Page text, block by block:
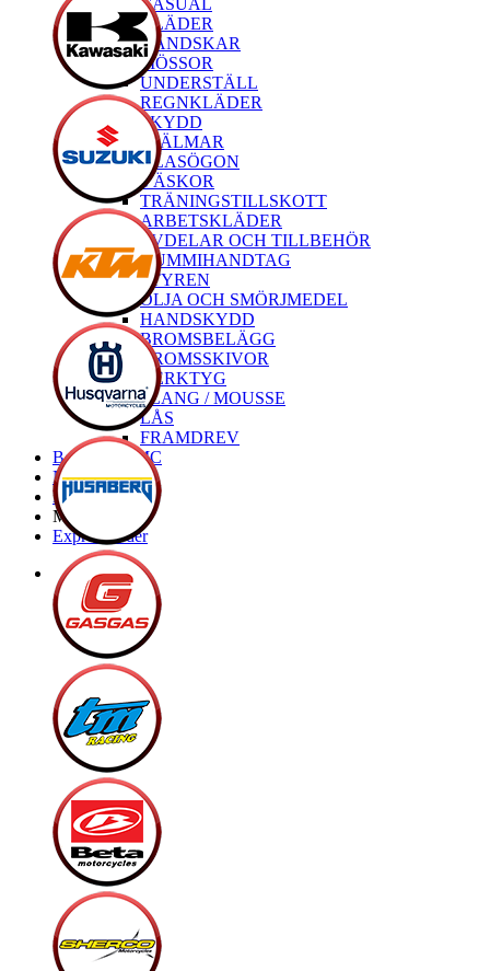
CASUAL
KLÄDER
HANDSKAR
MÖSSOR
UNDERSTÄLL
REGNKLÄDER
SKYDD
HJÄLMAR
GLASÖGON
VÄSKOR
TRÄNINGSTILLSKOTT
ARBETSKLÄDER
RESERVDELAR OCH TILLBEHÖR
GUMMIHANDTAG
STYREN
OLJA OCH SMÖRJMEDEL
HANDSKYDD
BROMSBELÄGG
BROMSSKIVOR
VERKTYG
SLANG / MOUSSE
LÅS
FRAMDREV
Begagnade MC
Nya MC
Brands
My Bike
Express order